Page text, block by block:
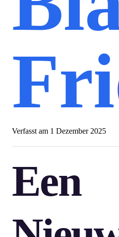
Verfasst am 1 Dezember 2025
Een